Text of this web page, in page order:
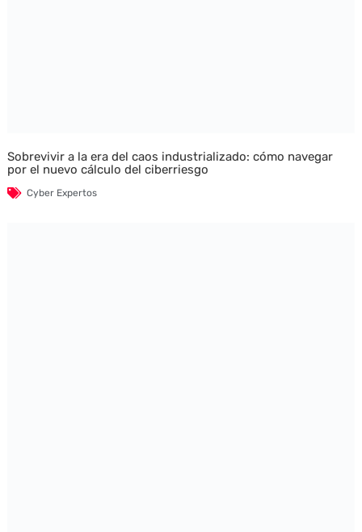
Sobrevivir a la era del caos industrializado: cómo navegar
por el nuevo cálculo del ciberriesgo
Cyber Expertos